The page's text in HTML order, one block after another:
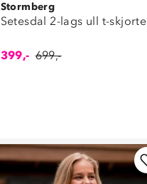
Stormberg
Setesdal 2-lags ull t-skjorte
399,- 699,-